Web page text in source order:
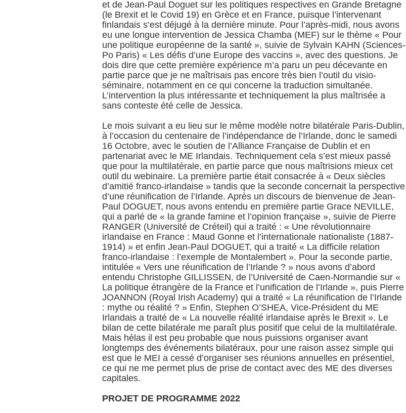
et de Jean-Paul Doguet sur les politiques respectives en Grande Bretagne
(le Brexit et le Covid 19) en Grèce et en France, puisque l’intervenant
finlandais s’est déjugé à la dernière minute. Pour l’après-midi, nous avons
eu une longue intervention de Jessica Chamba (MEF) sur le thème « Pour
une politique européenne de la santé », suivie de Sylvain KAHN (Sciences-
Po Paris) « Les défis d’une Europe des vaccins », avec des questions. Je
dois dire que cette première expérience m’a paru un peu décevante en
partie parce que je ne maîtrisais pas encore très bien l’outil du visio-
séminaire, notamment en ce qui concerne la traduction simultanée.
L’intervention la plus intéressante et techniquement la plus maîtrisée a
sans conteste été celle de Jessica.
Le mois suivant a eu lieu sur le même modèle notre bilatérale Paris-Dublin,
à l’occasion du centenaire de l’indépendance de l’Irlande, donc le samedi
16 Octobre, avec le soutien de l’Alliance Française de Dublin et en
partenariat avec le ME Irlandais. Techniquement cela s’est mieux passé
que pour la multilatérale, en partie parce que nous maîtrisions mieux cet
outil du webinaire. La première partie était consacrée à « Deux siècles
d’amitié franco-irlandaise » tandis que la seconde concernait la perspective
d’une réunification de l’Irlande. Après un discours de bienvenue de Jean-
Paul DOGUET, nous avons entendu en première partie Grace NEVILLE,
qui a parlé de « la grande famine et l’opinion française », suivie de Pierre
RANGER (Université de Créteil) qui a traité : « Une révolutionnaire
irlandaise en France : Maud Gonne et l’internationale nationaliste (1887-
1914) » et enfin Jean-Paul DOGUET, qui a traité « La difficile relation
franco-irlandaise : l’exemple de Montalembert ». Pour la seconde partie,
intitulée « Vers une réunification de l’Irlande ? » nous avons d’abord
entendu Christophe GILLISSEN, de l’Université de Caen-Normandie sur «
La politique étrangère de la France et l’unification de l’Irlande », puis Pierre
JOANNON (Royal Irish Academy) qui a traité « La réunification de l’Irlande
: mythe ou réalité ? » Enfin, Stephen O’SHEA, Vice-Président du ME
Irlandais a traité de « La nouvelle réalité irlandaise après le Brexit ». Le
bilan de cette bilatérale me paraît plus positif que celui de la multilatérale.
Mais hélas il est peu probable que nous puissions organiser avant
longtemps des événements bilatéraux, pour une raison assez simple qui
est que le MEI a cessé d’organiser ses réunions annuelles en présentiel,
ce qui ne me permet plus de prise de contact avec des ME des diverses
capitales.
PROJET DE PROGRAMME 2022